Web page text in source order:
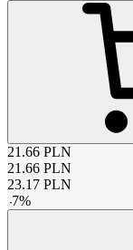
21.66 PLN
21.66 PLN
23.17 PLN
-7%